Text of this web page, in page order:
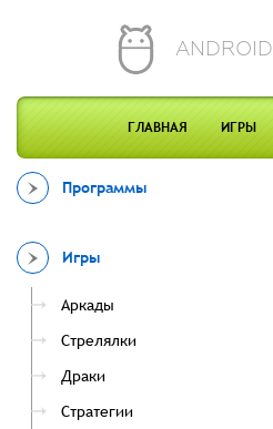
ANDROID
ГЛАВНАЯ ИГРЫ
Программы
Игры
Аркады
Стрелялки
Драки
Стратегии